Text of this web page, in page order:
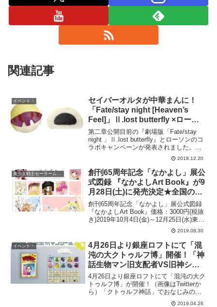
関連記事
イベント・
セイバーオルタが中華まんに！
「Fate/stay night [Heaven’s
Feel]」Ⅱ.lost butterfly ×ローソ
ンキャンペーンが開催決定。
2019年1月8日〜。
第二章公開目前の『劇場版「Fate/stay
night 」Ⅱ.lost butterfly』とローソンのコ
ラボキャンペーンが発表されました。
2019年1月8日(火)より、全国のローソン
にて開催！（※一部店舗を除く）なん
と、セイバーオルタさ...
2018.12.20
創刊65周年記念「なかよし」展公
式図録 『なかよしArt Book』が9
月28日(土)に発売決定★全国の書
店での販売が決まりました！予約
も始まっています♪
創刊65周年記念「なかよし」展公式図録
『なかよしArt Book』価格：3000円(税抜
き)2019年10月4日(金)～12月25日(水)東
京・弥生美術館にて開催される、創刊65
周年「なかよし」展の公式図録『なかよ
しArt Book』が9...
2019.08.30
イベント・
4月26日より銀座ロフトにて「混
沌の大クトゥルフ博」開催！「神
話生物マン旧支配者VS旧神シー
ルセット」第一弾が登場＆神話生
物ソフビやグッズも多数。
4月26日より銀座ロフトにて「混沌の大ク
トゥルフ博」が開催！（画像はTwitterか
ら）「クトゥルフ神話」でおなじみのラ
ブクラフト関係のアイテムを集めたポッ
2019.04.26